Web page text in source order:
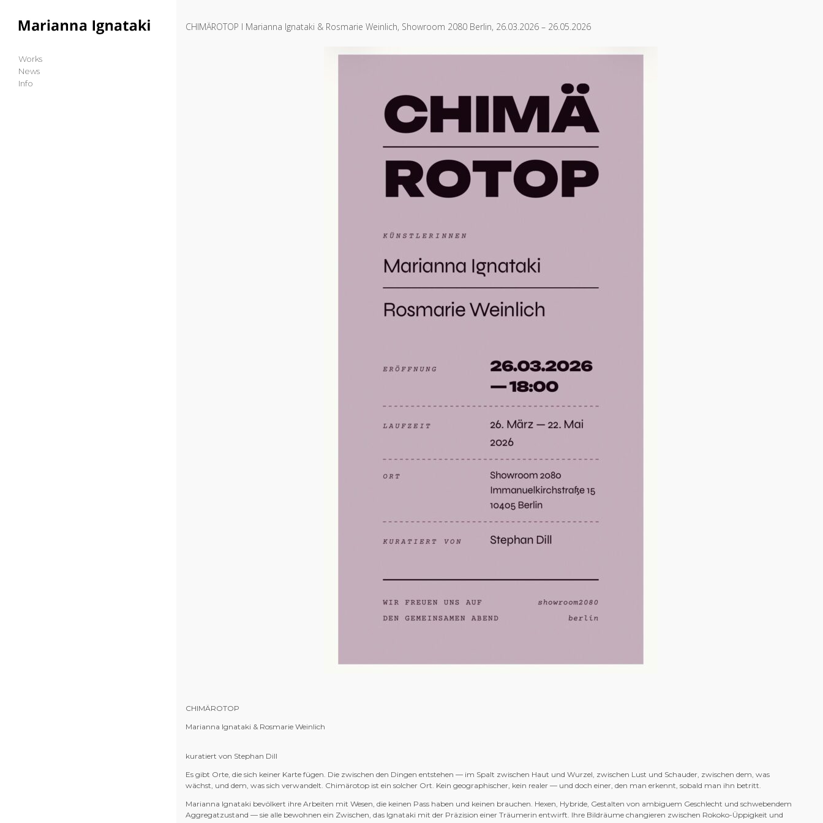
Works
News
Info
CHIMÄROTOP I Marianna Ignataki & Rosmarie Weinlich, Showroom 2080 Berlin, 26.03.2026 – 26.05.2026
CHIMÄROTOP
Marianna Ignataki & Rosmarie Weinlich
kuratiert von Stephan Dill
Es gibt Orte, die sich keiner Karte fügen. Die zwischen den Dingen entstehen — im Spalt zwischen Haut und Wurzel, zwischen Lust und Schauder, zwischen dem, was
wächst, und dem, was sich verwandelt. Chimärotop ist ein solcher Ort. Kein geographischer, kein realer — und doch einer, den man erkennt, sobald man ihn betritt.
Marianna Ignataki bevölkert ihre Arbeiten mit Wesen, die keinen Pass haben und keinen brauchen. Hexen, Hybride, Gestalten von ambiguem Geschlecht und schwebendem
Aggregatzustand — sie alle bewohnen ein Zwischen, das Ignataki mit der Präzision einer Träumerin entwirft. Ihre Bildräume changieren zwischen Rokoko-Üppigkeit und